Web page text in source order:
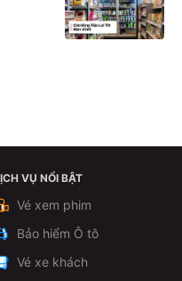
VỤ NỔI BẬT
Vé xem phim
Bảo hiểm Ô tô
Vé xe khách